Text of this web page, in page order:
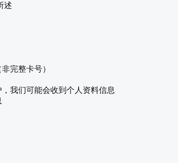
述
完整卡号）
我们可能会收到个人资料信息